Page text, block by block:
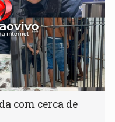
com cerca de